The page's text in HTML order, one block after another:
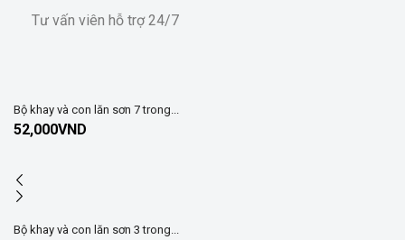
Tư vấn viên hỗ trợ 24/7
Bộ khay và con lăn sơn 7 trong...
52,000VND
Bộ khay và con lăn sơn 3 trong...